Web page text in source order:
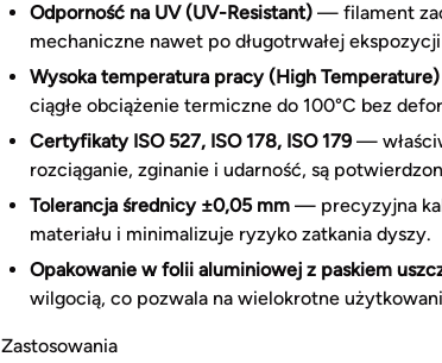
Odporność na UV (UV-Resistant) — filament
mechaniczne nawet po długotrwałej
Wysoka temperatura pracy (High Temperature)
ciągłe obciążenie termiczne do 100°C bez
Certyfikaty ISO 527, ISO 178, ISO 179 —
rozciąganie, zginanie i udarność, są
Tolerancja średnicy ±0,05 mm — precyzyjna
materiału i minimalizuje ryzyko zatkania dyszy.
Opakowanie w folii aluminiowej z paskiem
wilgocią, co pozwala na wielokrotne
Zastosowania